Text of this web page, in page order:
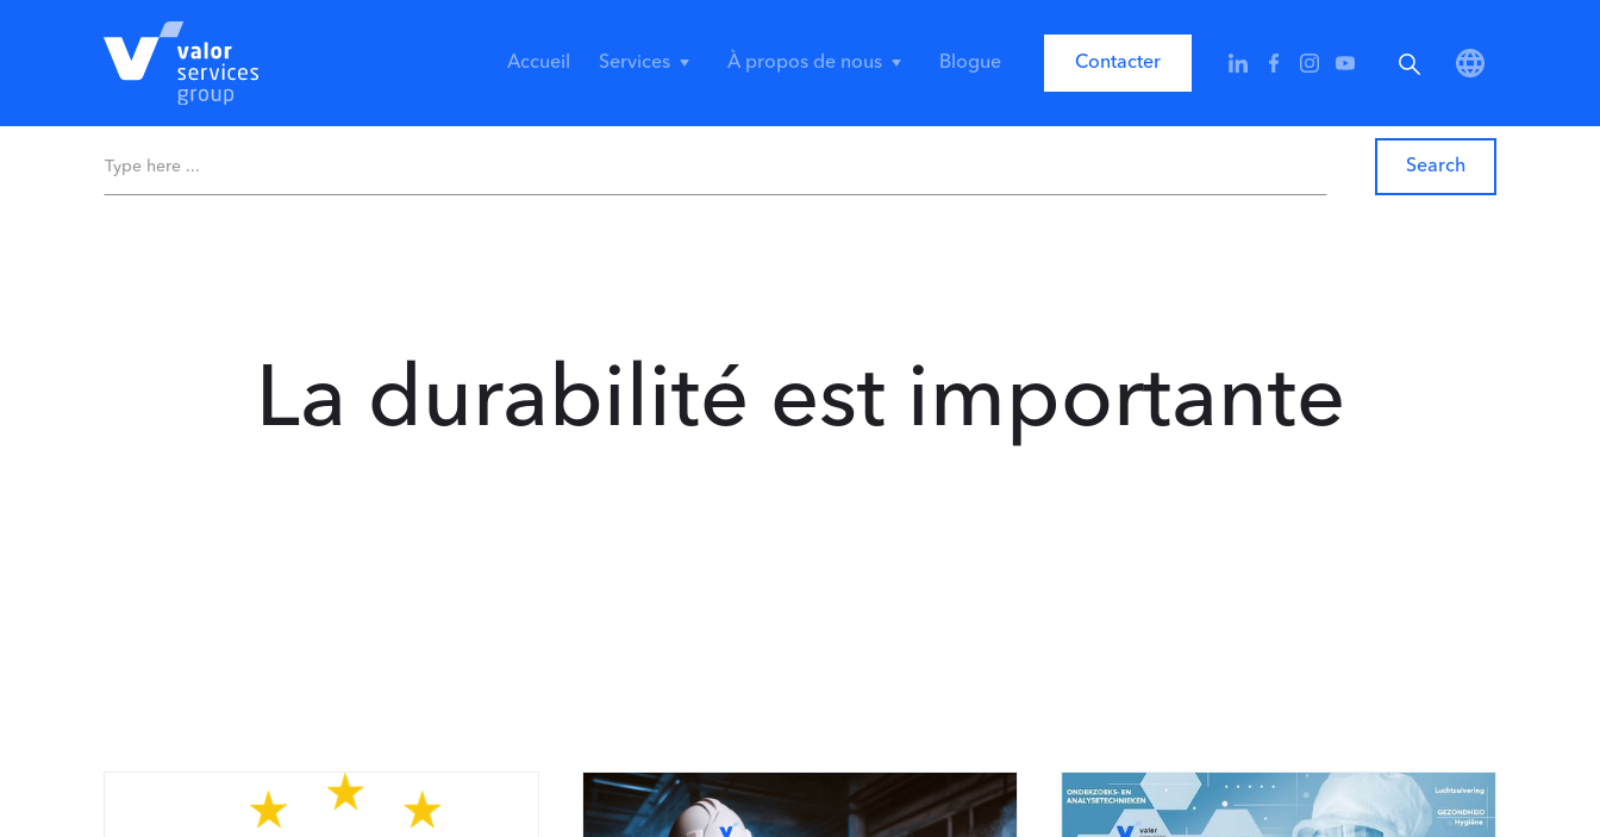
Accueil Services À propos de nous Blogue Contacter
La durabilité est importante